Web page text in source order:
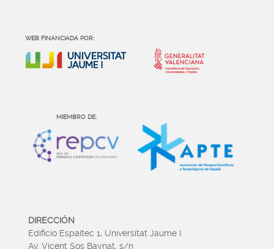
WEB FINANCIADA POR:
MIEMBRO DE:
DIRECCIÓN
Edificio Espaitec 1, Universitat Jaume I
Av. Vicent Sos Baynat, s/n